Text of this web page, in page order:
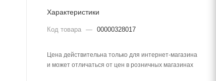
Характеристики
Код товара — 00000328017
Цена действительна только для интернет-магазина
и может отличаться от цен в розничных магазинах